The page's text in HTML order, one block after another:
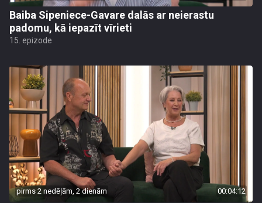
Baiba Sipeniece-Gavare dalās ar neierastu
padomu, kā iepazīt vīrieti
15. epizode
pirms 2 nedēļām, 2 dienām 00:04:12